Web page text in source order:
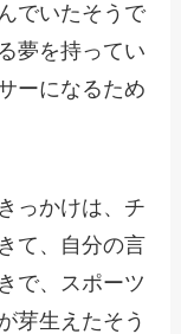
でいたそうで
夢を持ってい
ーになるため
っかけは、チ
て、自分の言
で、スポーツ
芽生えたそう